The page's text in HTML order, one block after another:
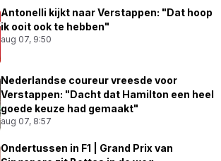
Antonelli kijkt naar Verstappen: "Dat hoop
ik ooit ook te hebben"
aug 07, 9:50
Nederlandse coureur vreesde voor
Verstappen: "Dacht dat Hamilton een heel
goede keuze had gemaakt"
aug 07, 8:57
Ondertussen in F1 | Grand Prix van